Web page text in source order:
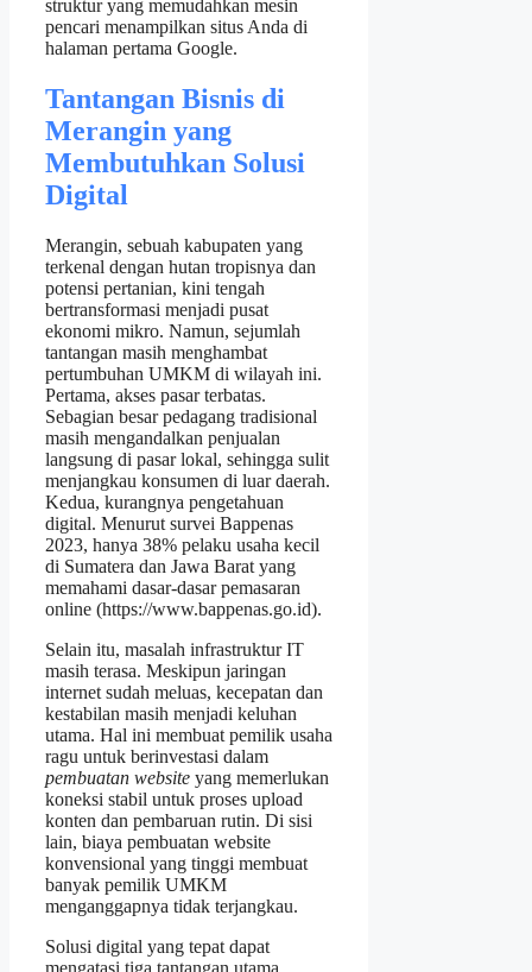
struktur yang memudahkan mesin
pencari menampilkan situs Anda di
halaman pertama Google.
Tantangan Bisnis di
Merangin yang
Membutuhkan Solusi
Digital
Merangin, sebuah kabupaten yang
terkenal dengan hutan tropisnya dan
potensi pertanian, kini tengah
bertransformasi menjadi pusat
ekonomi mikro. Namun, sejumlah
tantangan masih menghambat
pertumbuhan UMKM di wilayah ini.
Pertama, akses pasar terbatas.
Sebagian besar pedagang tradisional
masih mengandalkan penjualan
langsung di pasar lokal, sehingga sulit
menjangkau konsumen di luar daerah.
Kedua, kurangnya pengetahuan
digital. Menurut survei Bappenas
2023, hanya 38% pelaku usaha kecil
di Sumatera dan Jawa Barat yang
memahami dasar-dasar pemasaran
online (https://www.bappenas.go.id).
Selain itu, masalah infrastruktur IT
masih terasa. Meskipun jaringan
internet sudah meluas, kecepatan dan
kestabilan masih menjadi keluhan
utama. Hal ini membuat pemilik usaha
ragu untuk berinvestasi dalam
pembuatan website yang memerlukan
koneksi stabil untuk proses upload
konten dan pembaruan rutin. Di sisi
lain, biaya pembuatan website
konvensional yang tinggi membuat
banyak pemilik UMKM
menganggapnya tidak terjangkau.
Solusi digital yang tepat dapat
mengatasi tiga tantangan utama